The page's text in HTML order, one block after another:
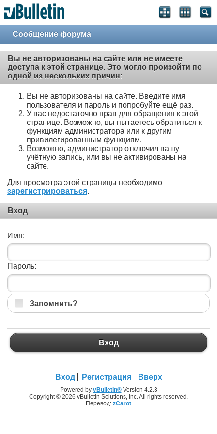
Сообщение форума
Вы не авторизованы на сайте или не имеете
доступа к этой странице. Это могло произойти по
одной из нескольких причин:
Вы не авторизованы на сайте. Введите имя
пользователя и пароль и попробуйте ещё раз.
У вас недостаточно прав для обращения к этой
странице. Возможно, вы пытаетесь обратиться к
функциям администратора или к другим
привилегированным функциям.
Возможно, администратор отключил вашу
учётную запись, или вы не активированы на
сайте.
Для просмотра этой страницы необходимо
зарегистрироваться.
Вход
Имя:
Пароль:
Запомнить?
Вход
Вход Регистрация Вверх
Powered by vBulletin®Version 4.2.3
Copyright © 2026 vBulletin Solutions, Inc. All rights reserved.
Перевод: zCarot